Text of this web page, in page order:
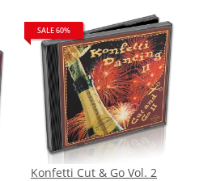
SALE 60%
Konfetti Cut & Go Vol. 2